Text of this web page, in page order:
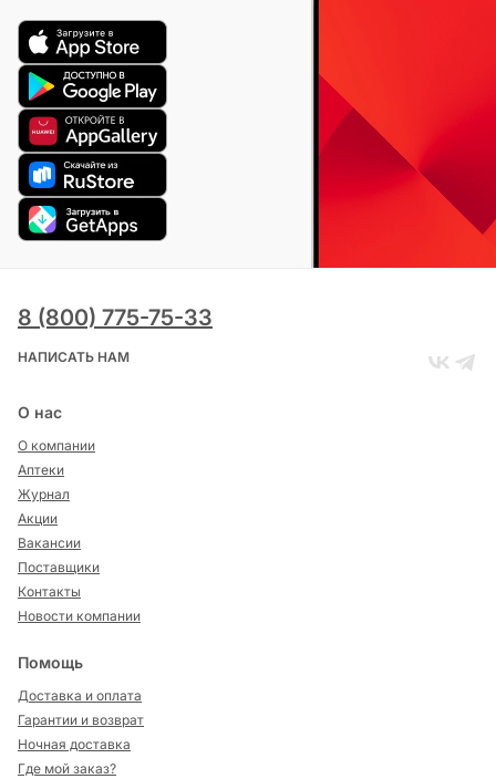
8 (800) 775-75-33
НАПИСАТЬ НАМ
О нас
О компании
Аптеки
Журнал
Акции
Вакансии
Поставщики
Контакты
Новости компании
Помощь
Доставка и оплата
Гарантии и возврат
Ночная доставка
Где мой заказ?